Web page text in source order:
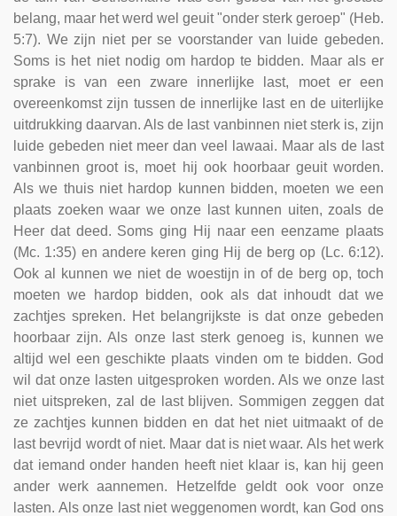
belang, maar het werd wel geuit "onder sterk geroep" (Heb.
5:7). We zijn niet per se voorstander van luide gebeden.
Soms is het niet nodig om hardop te bidden. Maar als er
sprake is van een zware innerlijke last, moet er een
overeenkomst zijn tussen de innerlijke last en de uiterlijke
uitdrukking daarvan. Als de last vanbinnen niet sterk is, zijn
luide gebeden niet meer dan veel lawaai. Maar als de last
vanbinnen groot is, moet hij ook hoorbaar geuit worden.
Als we thuis niet hardop kunnen bidden, moeten we een
plaats zoeken waar we onze last kunnen uiten, zoals de
Heer dat deed. Soms ging Hij naar een eenzame plaats
(Mc. 1:35) en andere keren ging Hij de berg op (Lc. 6:12).
Ook al kunnen we niet de woestijn in of de berg op, toch
moeten we hardop bidden, ook als dat inhoudt dat we
zachtjes spreken. Het belangrijkste is dat onze gebeden
hoorbaar zijn. Als onze last sterk genoeg is, kunnen we
altijd wel een geschikte plaats vinden om te bidden. God
wil dat onze lasten uitgesproken worden. Als we onze last
niet uitspreken, zal de last blijven. Sommigen zeggen dat
ze zachtjes kunnen bidden en dat het niet uitmaakt of de
last bevrijd wordt of niet. Maar dat is niet waar. Als het werk
dat iemand onder handen heeft niet klaar is, kan hij geen
ander werk aannemen. Hetzelfde geldt ook voor onze
lasten. Als onze last niet weggenomen wordt, kan God ons